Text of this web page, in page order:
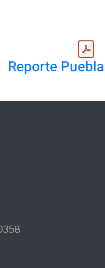
Reporte